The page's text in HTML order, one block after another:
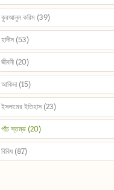
কুরআনুল করিম (39)
হাদীস (53)
জীবনী (20)
আকিদা (15)
ইসলামের ইতিহাস (23)
পাঁচ স্তম্ভ (20)
বিবিধ (87)